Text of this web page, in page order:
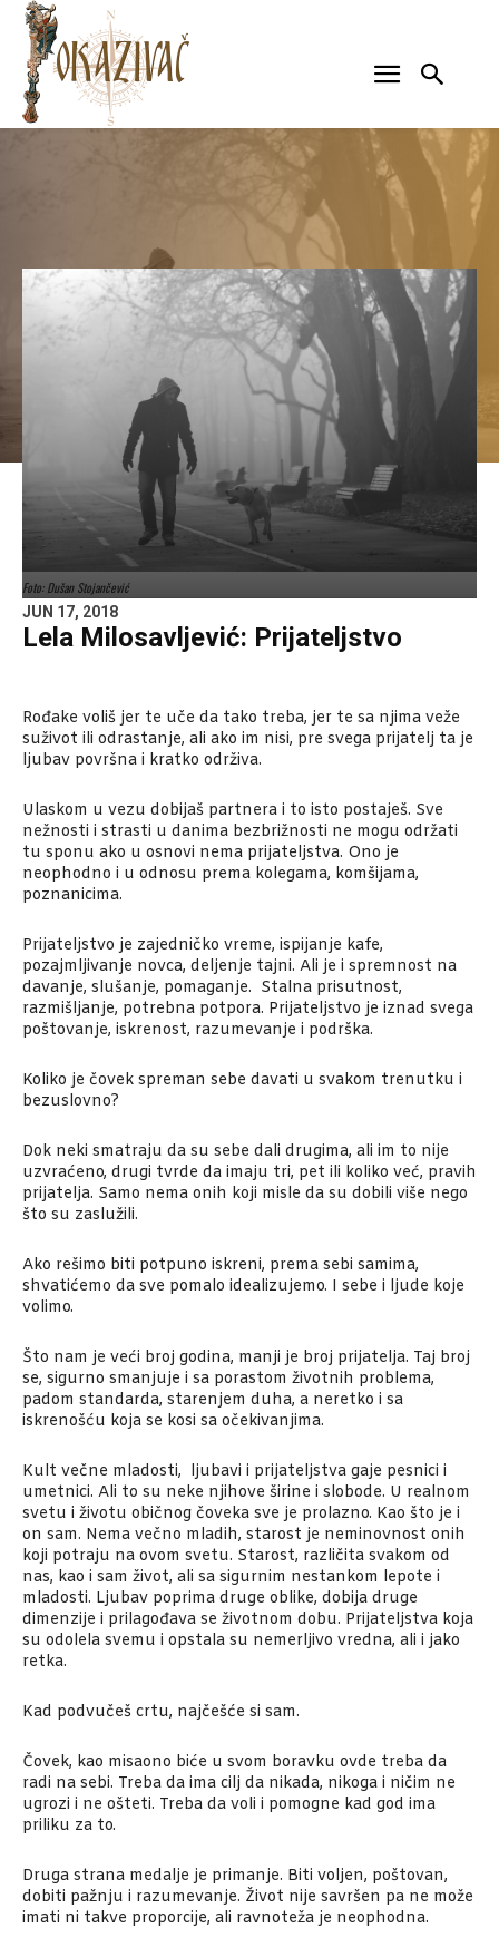
Foto: Dušan Stojančević
JUN 17, 2018
Lela Milosavljević: Prijateljstvo
Rođake voliš jer te uče da tako treba, jer te sa njima veže
suživot ili odrastanje, ali ako im nisi, pre svega prijatelj ta je
ljubav površna i kratko održiva.
Ulaskom u vezu dobijaš partnera i to isto postaješ. Sve
nežnosti i strasti u danima bezbrižnosti ne mogu održati
tu sponu ako u osnovi nema prijateljstva. Ono je
neophodno i u odnosu prema kolegama, komšijama,
poznanicima.
Prijateljstvo je zajedničko vreme, ispijanje kafe,
pozajmljivanje novca, deljenje tajni. Ali je i spremnost na
davanje, slušanje, pomaganje. Stalna prisutnost,
razmišljanje, potrebna potpora. Prijateljstvo je iznad svega
poštovanje, iskrenost, razumevanje i podrška.
Koliko je čovek spreman sebe davati u svakom trenutku i
bezuslovno?
Dok neki smatraju da su sebe dali drugima, ali im to nije
uzvraćeno, drugi tvrde da imaju tri, pet ili koliko već, pravih
prijatelja. Samo nema onih koji misle da su dobili više nego
što su zaslužili.
Ako rešimo biti potpuno iskreni, prema sebi samima,
shvatićemo da sve pomalo idealizujemo. I sebe i ljude koje
volimo.
Što nam je veći broj godina, manji je broj prijatelja. Taj broj
se, sigurno smanjuje i sa porastom životnih problema,
padom standarda, starenjem duha, a neretko i sa
iskrenošću koja se kosi sa očekivanjima.
Kult večne mladosti, ljubavi i prijateljstva gaje pesnici i
umetnici. Ali to su neke njihove širine i slobode. U realnom
svetu i životu običnog čoveka sve je prolazno. Kao što je i
on sam. Nema večno mladih, starost je neminovnost onih
koji potraju na ovom svetu. Starost, različita svakom od
nas, kao i sam život, ali sa sigurnim nestankom lepote i
mladosti. Ljubav poprima druge oblike, dobija druge
dimenzije i prilagođava se životnom dobu. Prijateljstva koja
su odolela svemu i opstala su nemerljivo vredna, ali i jako
retka.
Kad podvučeš crtu, najčešće si sam.
Čovek, kao misaono biće u svom boravku ovde treba da
radi na sebi. Treba da ima cilj da nikada, nikoga i ničim ne
ugrozi i ne ošteti. Treba da voli i pomogne kad god ima
priliku za to.
Druga strana medalje je primanje. Biti voljen, poštovan,
dobiti pažnju i razumevanje. Život nije savršen pa ne može
imati ni takve proporcije, ali ravnoteža je neophodna.